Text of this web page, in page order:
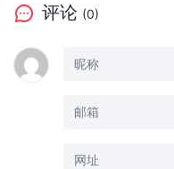
评论 (0)